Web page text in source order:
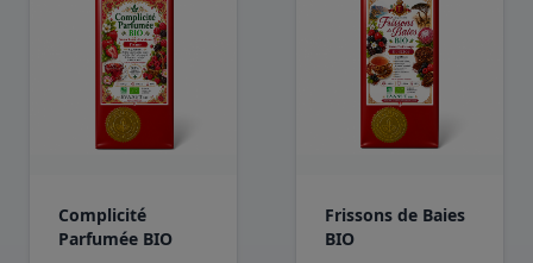
Complicité
Parfumée BIO
Frissons de Baies
BIO